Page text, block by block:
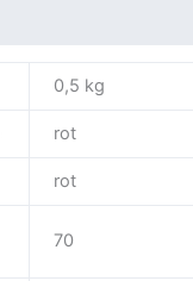
0,5 kg
rot
rot
70